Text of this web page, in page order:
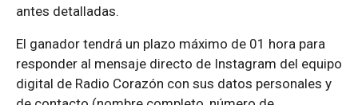
antes detalladas.
El ganador tendrá un plazo máximo de 01 hora para
responder al mensaje directo de Instagram del equipo
digital de Radio Corazón con sus datos personales y